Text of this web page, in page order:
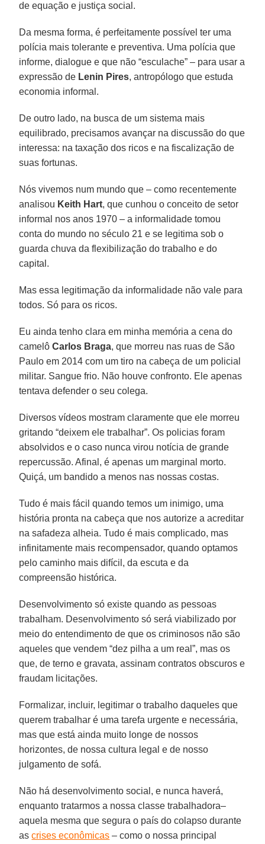
de equação e justiça social.
Da mesma forma, é perfeitamente possível ter uma
polícia mais tolerante e preventiva. Uma polícia que
informe, dialogue e que não “esculache” – para usar a
expressão de Lenin Pires, antropólogo que estuda
economia informal.
De outro lado, na busca de um sistema mais
equilibrado, precisamos avançar na discussão do que
interessa: na taxação dos ricos e na fiscalização de
suas fortunas.
Nós vivemos num mundo que – como recentemente
analisou Keith Hart, que cunhou o conceito de setor
informal nos anos 1970 – a informalidade tomou
conta do mundo no século 21 e se legitima sob o
guarda chuva da flexibilização do trabalho e do
capital.
Mas essa legitimação da informalidade não vale para
todos. Só para os ricos.
Eu ainda tenho clara em minha memória a cena do
camelôCarlos Braga, que morreu nas ruas de São
Paulo em 2014 com um tiro na cabeça de um policial
militar. Sangue frio. Não houve confronto. Ele apenas
tentava defender o seu colega.
Diversos vídeos mostram claramente que ele morreu
gritando “deixem ele trabalhar”. Os policias foram
absolvidos e o caso nunca virou notícia de grande
repercussão. Afinal, é apenas um marginal morto.
Quiçá, um bandido a menos nas nossas costas.
Tudo é mais fácil quando temos um inimigo, uma
história pronta na cabeça que nos autorize a acreditar
na safadeza alheia. Tudo é mais complicado, mas
infinitamente mais recompensador, quando optamos
pelo caminho mais difícil, da escuta e da
compreensão histórica.
Desenvolvimento só existe quando as pessoas
trabalham. Desenvolvimento só será viabilizado por
meio do entendimento de que os criminosos não são
aqueles que vendem “dez pilha a um real”, mas os
que, de terno e gravata, assinam contratos obscuros e
fraudam licitações.
Formalizar, incluir, legitimar o trabalho daqueles que
querem trabalhar é uma tarefa urgente e necessária,
mas que está ainda muito longe de nossos
horizontes, de nossa cultura legal e de nosso
julgamento de sofá.
Não há desenvolvimento social, e nunca haverá,
enquanto tratarmos a nossa classe trabalhadora–
aquela mesma que segura o país do colapso durante
ascrises econômicas – como o nossa principal